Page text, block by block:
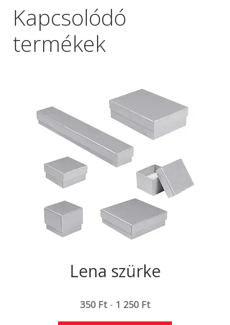
Kapcsolódó
termékek
Lena szürke
350 Ft- 1 250 Ft